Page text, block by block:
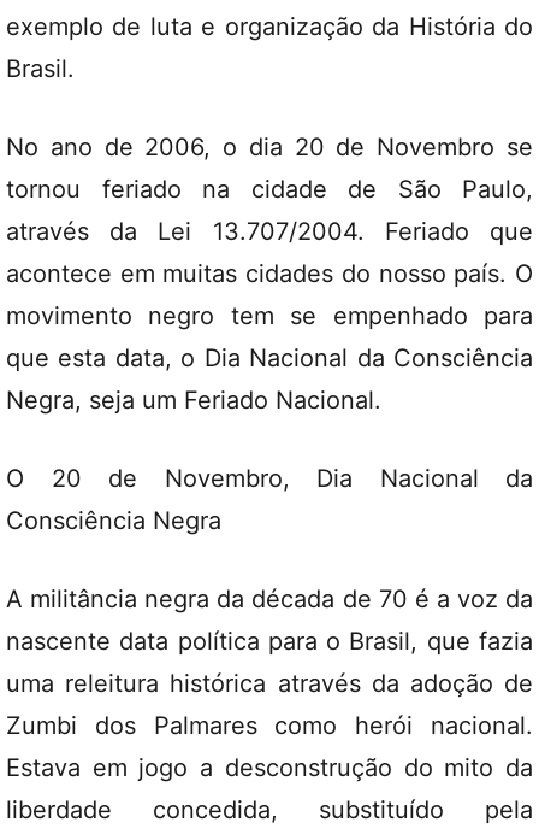
exemplo de luta e organização da História do
Brasil.
No ano de 2006, o dia 20 de Novembro se
tornou feriado na cidade de São Paulo,
através da Lei 13.707/2004. Feriado que
acontece em muitas cidades do nosso país. O
movimento negro tem se empenhado para
que esta data, o Dia Nacional da Consciência
Negra, seja um Feriado Nacional.
O 20 de Novembro, Dia Nacional da
Consciência Negra
A militância negra da década de 70 é a voz da
nascente data política para o Brasil, que fazia
uma releitura histórica através da adoção de
Zumbi dos Palmares como herói nacional.
Estava em jogo a desconstrução do mito da
liberdade concedida, substituído pela